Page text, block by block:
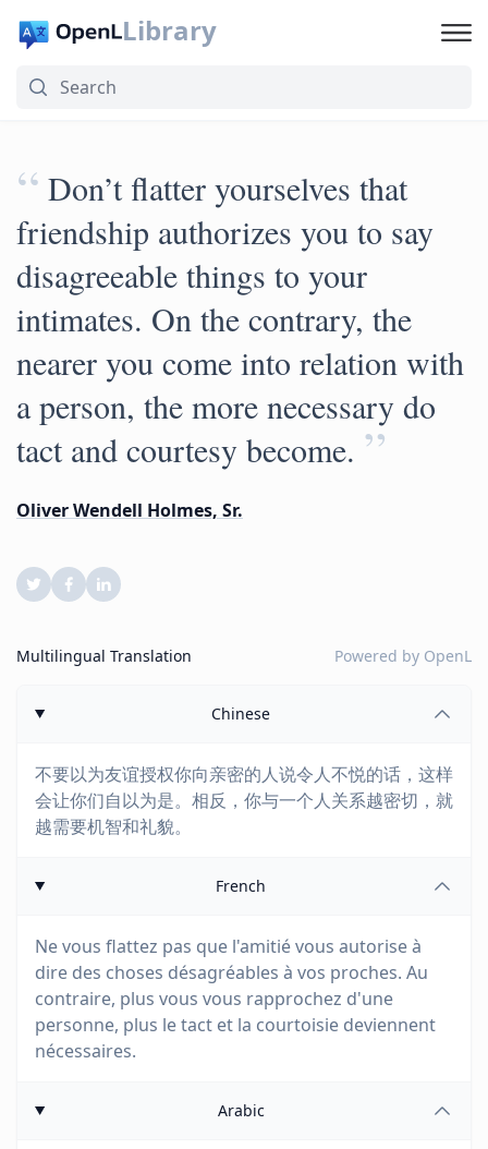
Library
“ Don’t flatter yourselves that
friendship authorizes you to say
disagreeable things to your
intimates. On the contrary, the
nearer you come into relation with
a person, the more necessary do
tact and courtesy become. ”
Oliver Wendell Holmes, Sr.
Multilingual Translation Powered by OpenL
Chinese
不要以为友谊授权你向亲密的人说令人不悦的话，这样
会让你们自以为是。相反，你与一个人关系越密切，就
越需要机智和礼貌。
French
Ne vous flattez pas que l'amitié vous autorise à
dire des choses désagréables à vos proches. Au
contraire, plus vous vous rapprochez d'une
personne, plus le tact et la courtoisie deviennent
nécessaires.
Arabic